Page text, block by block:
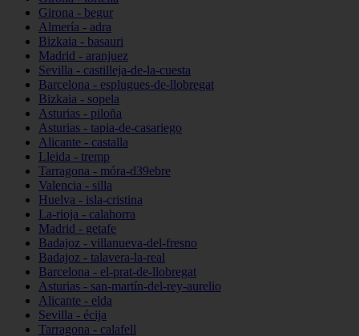
Girona - begur
Almería - adra
Bizkaia - basauri
Madrid - aranjuez
Sevilla - castilleja-de-la-cuesta
Barcelona - esplugues-de-llobregat
Bizkaia - sopela
Asturias - piloña
Asturias - tapia-de-casariego
Alicante - castalla
Lleida - tremp
Tarragona - móra-d39ebre
Valencia - silla
Huelva - isla-cristina
La-rioja - calahorra
Madrid - getafe
Badajoz - villanueva-del-fresno
Badajoz - talavera-la-real
Barcelona - el-prat-de-llobregat
Asturias - san-martín-del-rey-aurelio
Alicante - elda
Sevilla - écija
Tarragona - calafell